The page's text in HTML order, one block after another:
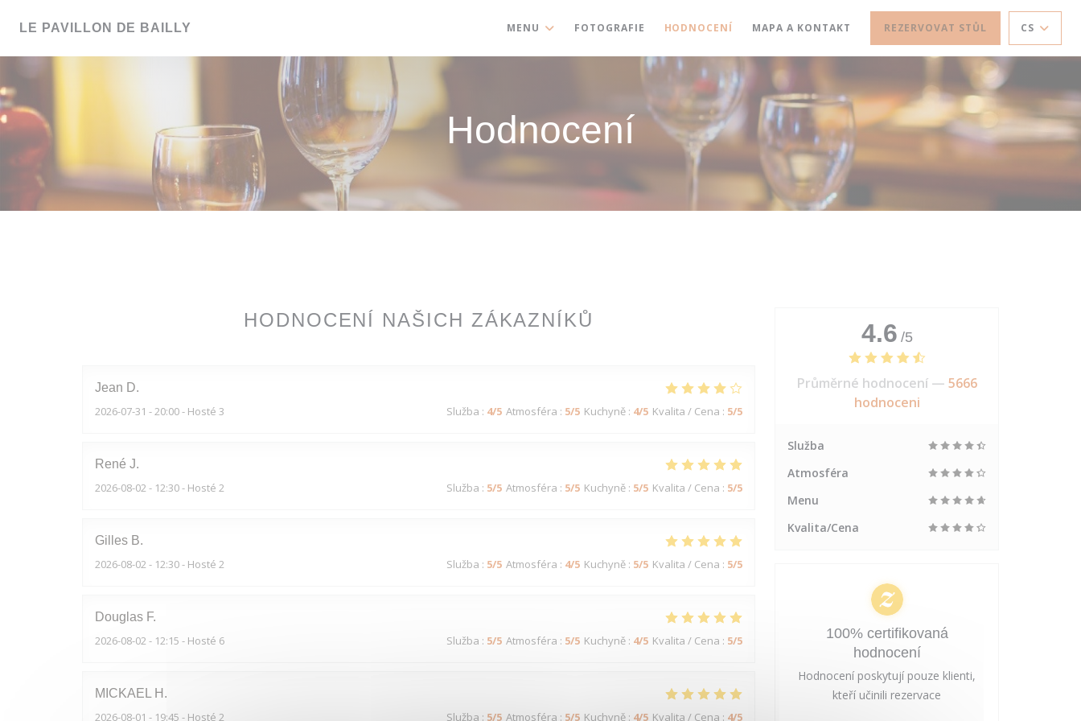
LE PAVILLON DE BAILLY MENU FOTOGRAFIE HODNOCENÍ MAPA A KONTAKT REZERVOVAT STŮL CS
Hodnocení
HODNOCENÍ NAŠICH ZÁKAZNÍKŮ
Jean D
2026-07-31 - 20:00 - Hosté 3 Služba : 4/5 Atmosféra : 5/5 Kuchyně : 4/5 Kvalita / Cena : 5/5
René J
2026-08-02 - 12:30 - Hosté 2 Služba : 5/5 Atmosféra : 5/5 Kuchyně : 5/5 Kvalita / Cena : 5/5
Gilles B
2026-08-02 - 12:30 - Hosté 2 Služba : 5/5 Atmosféra : 4/5 Kuchyně : 5/5 Kvalita / Cena : 5/5
Douglas F
2026-08-02 - 12:15 - Hosté 6 Služba : 5/5 Atmosféra : 5/5 Kuchyně : 4/5 Kvalita / Cena : 5/5
MICKAEL H
2026-08-01 - 19:45 - Hosté 2 Služba : 5/5 Atmosféra : 5/5 Kuchyně : 4/5 Kvalita / Cena : 4/5
4.6 /5
Průměrné hodnocení — 5666
hodnoceni
Služba
Atmosféra
Menu
Kvalita/Cena
100% certifikovaná
hodnocení
Hodnocení poskytují pouze klienti,
kteří učinili rezervace